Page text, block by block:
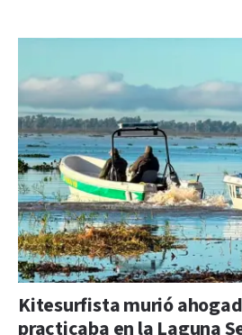
Kitesurfista murió
practicaba en la Laguna